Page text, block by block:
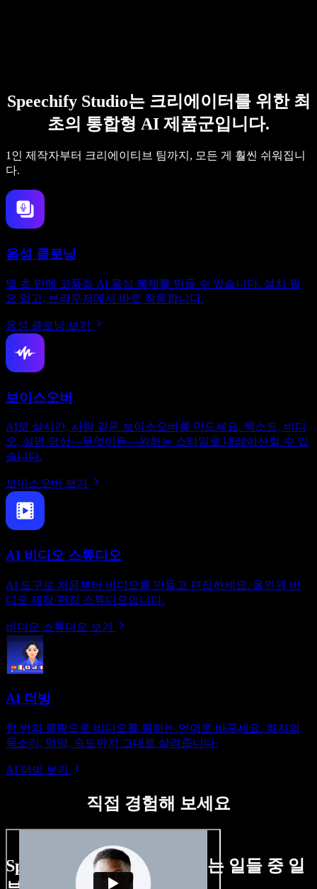
Speechify Studio는 크리에이터를 위한 최
초의 통합형 AI 제품군입니다.
1인 제작자부터 크리에이티브 팀까지, 모든 게 훨씬 쉬워집니
다.
음성 클로닝
몇 초 만에 고품질 AI 음성 복제를 만들 수 있습니다. 설치 필
요 없고, 브라우저에서 바로 작동합니다.
음성 클로닝 보기
보이스오버
AI로 실시간, 사람 같은 보이스오버를 만드세요. 텍스트, 비디
오, 설명 영상—무엇이든—원하는 스타일로 내레이션할 수 있
습니다.
보이스오버 보기
AI 비디오 스튜디오
AI 도구로 처음부터 비디오를 만들고 편집하세요. 올인원 비
디오 제작·편집 스튜디오입니다.
비디오 스튜디오 보기
AI 더빙
한 번의 클릭으로 비디오를 원하는 언어로 바꾸세요. 화자의
목소리, 억양, 속도까지 그대로 살려줍니다.
AI 더빙 보기
직접 경험해 보세요
Speechify Studio로 할 수 있는 일들 중 일